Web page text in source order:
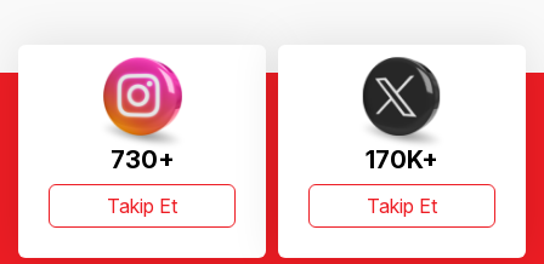
730+
Takip Et
170K+
Takip Et